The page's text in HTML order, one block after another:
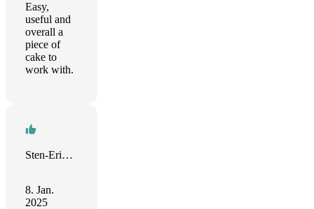
Easy,
useful and
overall a
piece of
cake to
work with.
Sten-Erik Björling
8. Jan.
2025